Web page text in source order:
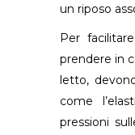
un riposo
Per
prendere in
letto,
come
pressioni